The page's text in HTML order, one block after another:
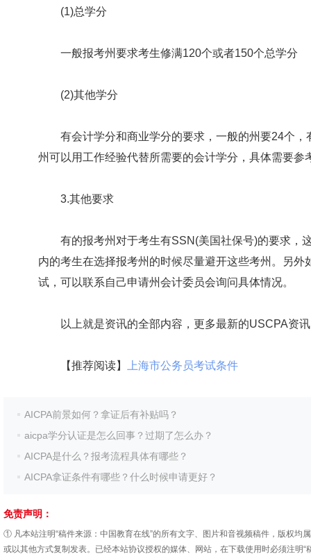
(1)总学分
一般报考州要求考生修满120个或者150个总学分
(2)其他学分
有会计学分和商业学分的要求，一般的州要24个，
州可以用工作经验代替所需要的会计学分，具体需要参
3.其他要求
有的报考州对于考生有SSN(美国社保号)的要求，
内的考生在选择报考州的时候尽量避开这些考州。另
试，可以联系自己申请州会计委员会询问具体情况。
以上就是资讯的全部内容，更多最新的USCPA资讯
【推荐阅读】 上海市公务员考试条件
AICPA前景如何？拿证后有补贴吗？
aicpa学分认证是怎么回事？过期了怎么办？
AICPA是什么？报考流程具体有哪些？
AICPA拿证条件有哪些？什么时候申请更好？
免责声明：
① 凡本站注明“稿件来源：中国教育在线”的所有文字、图片和音视频稿件，版权
或以其他方式复制发表。已经本站协议授权的媒体、网站，在下载使用时必须注明